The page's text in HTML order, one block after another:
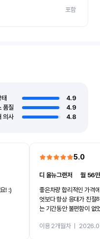
포함
4.9
품질
4.9
의사
4.8
! :)
5.0
디 올뉴그랜저 ㅣ월 56
좋은차량 합리적인 가격
엇보다 항상 응대가 친절
는 기간동안 불편함이 없
카 렌트 고민없이 강추합
이용 2개월차ㅣ